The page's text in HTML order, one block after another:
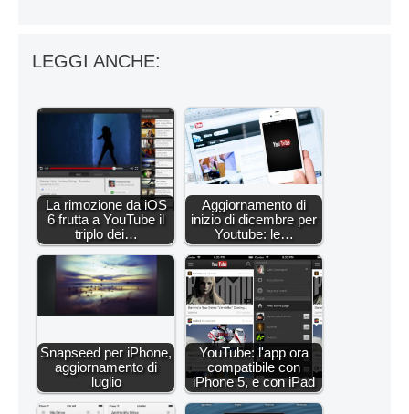
LEGGI ANCHE:
La rimozione da iOS
6 frutta a YouTube il
triplo dei…
Aggiornamento di
inizio di dicembre per
Youtube: le…
Snapseed per iPhone,
aggiornamento di
luglio
YouTube: l'app ora
compatibile con
iPhone 5, e con iPad